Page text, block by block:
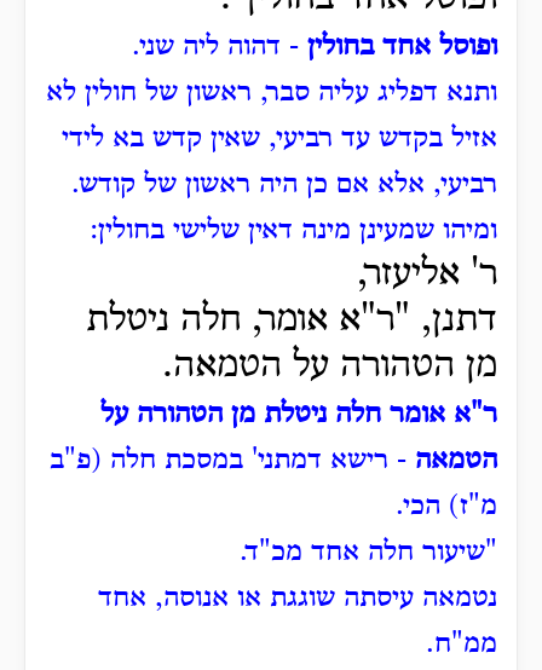
ופוסל אחד בחולין - דהוה ליה שני.
ותנא דפליג עליה סבר, ראשון של חולין לא
אזיל בקדש עד רביעי, שאין קדש בא לידי
רביעי, אלא אם כן היה ראשון של קודש.
ומיהו שמעינן מינה דאין שלישי בחולין:
ר' אליעזר,
דתנן, "ר"א אומר, חלה ניטלת
מן הטהורה על הטמאה.
ר"א אומר חלה ניטלת מן הטהורה על
הטמאה - רישא דמתני' במסכת חלה (פ"ב
מ"ז) הכי.
"שיעור חלה אחד מכ"ד.
נטמאה עיסתה שוגגת או אנוסה, אחד
ממ"ח.